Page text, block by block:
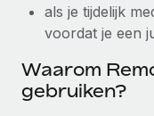
Hoe Phiture 55
Phiture, een
mobiele
als je tijdelijk
voordat je een
Waarom
gebruiken?